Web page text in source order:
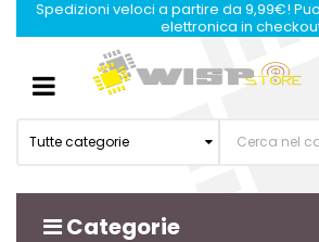
Spedizioni veloci a partire da 9,99€!
elettronica in
Tutte categorie
Categorie
Toggle